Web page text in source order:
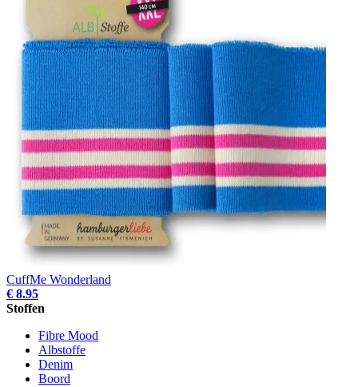
CuffMe Wonderland
€ 8.95
Stoffen
Fibre Mood
Albstoffe
Denim
Boord